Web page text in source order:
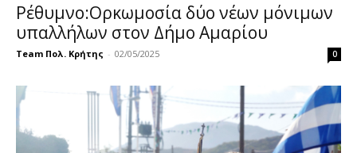
Ρέθυμνο:Ορκωμοσία δύο νέων μόνιμων
υπαλλήλων στον Δήμο Αμαρίου
Team Πολ. Κρήτης - 02/05/2025 0